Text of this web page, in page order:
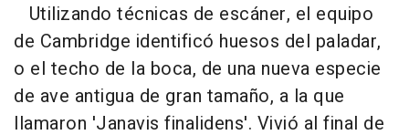
Utilizando técnicas de escáner, el equipo
de Cambridge identificó huesos del paladar,
o el techo de la boca, de una nueva especie
de ave antigua de gran tamaño, a la que
llamaron 'Janavis finalidens'. Vivió al final de